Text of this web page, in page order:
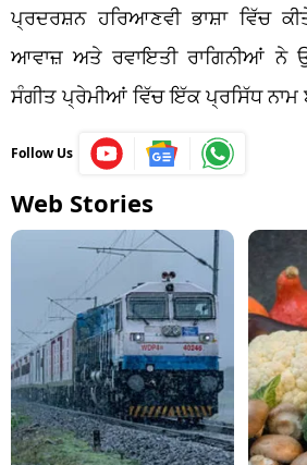
ਪ੍ਰਦਰਸ਼ਨ ਹਰਿਆਣਵੀ ਭਾਸ਼ਾ ਵਿੱਚ
ਆਵਾਜ਼ ਅਤੇ ਰਵਾਇਤੀ ਰਾਗਿਨੀਆਂ ਨੇ
ਸੰਗੀਤ ਪ੍ਰੇਮੀਆਂ ਵਿੱਚ ਇੱਕ ਪ੍ਰਸਿੱਧ ਨਾਮ
Follow Us
Web Stories